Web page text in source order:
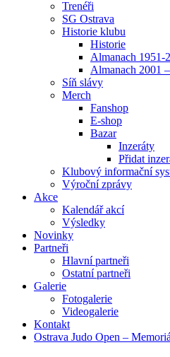
Trenéři
SG Ostrava
Historie klubu
Historie
Almanach 1951-
Almanach 2001
Síň slávy
Merch
Fanshop
E-shop
Bazar
Inzeráty
Přidat
Klubový informační
Výroční zprávy
Akce
Kalendář akcí
Výsledky
Novinky
Partneři
Hlavní partneři
Ostatní partneři
Galerie
Fotogalerie
Videogalerie
Kontakt
Ostrava Judo Open –